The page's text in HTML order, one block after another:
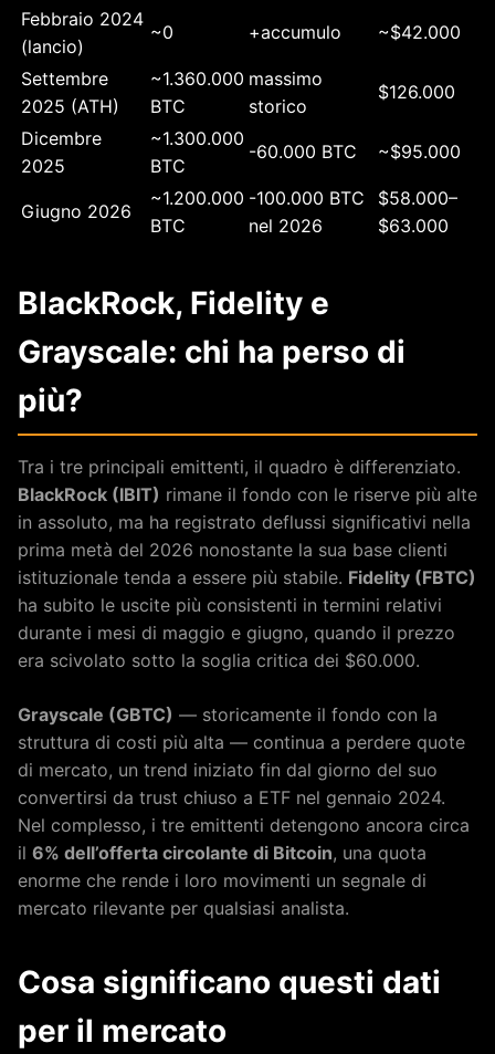
Febbraio 2024
(lancio)
~0 +accumulo ~$42.000
Settembre
2025 (ATH)
~1.360.000
BTC
massimo
storico
$126.000
Dicembre
2025
~1.300.000
BTC
-60.000 BTC ~$95.000
Giugno 2026
~1.200.000
BTC
-100.000 BTC
nel 2026
$58.000–
$63.000
BlackRock, Fidelity e
Grayscale: chi ha perso di
più?
Tra i tre principali emittenti, il quadro è differenziato.
BlackRock (IBIT) rimane il fondo con le riserve più alte
in assoluto, ma ha registrato deflussi significativi nella
prima metà del 2026 nonostante la sua base clienti
istituzionale tenda a essere più stabile. Fidelity (FBTC)
ha subito le uscite più consistenti in termini relativi
durante i mesi di maggio e giugno, quando il prezzo
era scivolato sotto la soglia critica dei $60.000.
Grayscale (GBTC) — storicamente il fondo con la
struttura di costi più alta — continua a perdere quote
di mercato, un trend iniziato fin dal giorno del suo
convertirsi da trust chiuso a ETF nel gennaio 2024.
Nel complesso, i tre emittenti detengono ancora circa
il 6% dell’offerta circolante di Bitcoin, una quota
enorme che rende i loro movimenti un segnale di
mercato rilevante per qualsiasi analista.
Cosa significano questi dati
per il mercato